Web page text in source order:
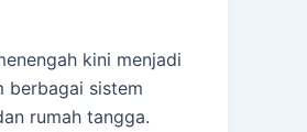
kini menjadi
berbagai sistem
rumah tangga.